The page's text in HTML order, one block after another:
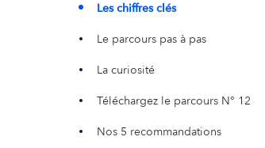
Les chiffres clés
Le parcours pas à pas
La curiosité
Téléchargez le parcours N° 12
Nos 5 recommandations